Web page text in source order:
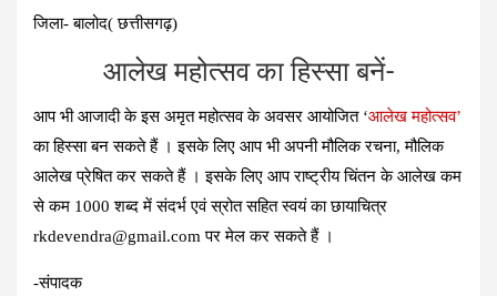
जिला- बालोद( छत्तीसगढ़)
आलेख महोत्‍सव का हिस्‍सा बनें-
आप भी आजादी के इस अमृत महोत्‍सव के अवसर आयोजित ‘आलेख महोत्‍सव’
का हिस्‍सा बन सकते हैं । इसके लिए आप भी अपनी मौलिक रचना, मौलिक
आलेख प्रेषित कर सकते हैं । इसके लिए आप राष्‍ट्रीय चिंतन के आलेख कम
से कम 1000 शब्‍द में संदर्भ एवं स्रोत सहित स्‍वयं का छायाचित्र
rkdevendra@gmail.com पर मेल कर सकते हैं ।
-संपादक